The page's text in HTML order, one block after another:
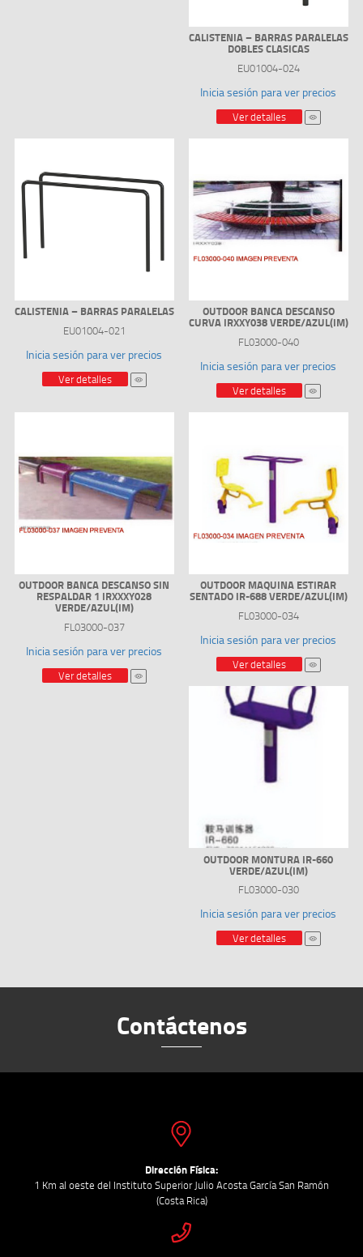
CALISTENIA – BARRAS PARALELAS
DOBLES CLASICAS
EU01004-024
Inicia sesión para ver precios
Ver detalles
CALISTENIA – BARRAS PARALELAS
EU01004-021
Inicia sesión para ver precios
Ver detalles
OUTDOOR BANCA DESCANSO
CURVA IRXXY038 VERDE/AZUL(IM)
FL03000-040
Inicia sesión para ver precios
Ver detalles
OUTDOOR BANCA DESCANSO SIN
RESPALDAR 1 IRXXXY028
VERDE/AZUL(IM)
FL03000-037
Inicia sesión para ver precios
Ver detalles
OUTDOOR MAQUINA ESTIRAR
SENTADO IR-688 VERDE/AZUL(IM)
FL03000-034
Inicia sesión para ver precios
Ver detalles
OUTDOOR MONTURA IR-660
VERDE/AZUL(IM)
FL03000-030
Inicia sesión para ver precios
Ver detalles
Contáctenos
Dirección Física:
1 Km al oeste del Instituto Superior Julio Acosta García San Ramón
(Costa Rica)